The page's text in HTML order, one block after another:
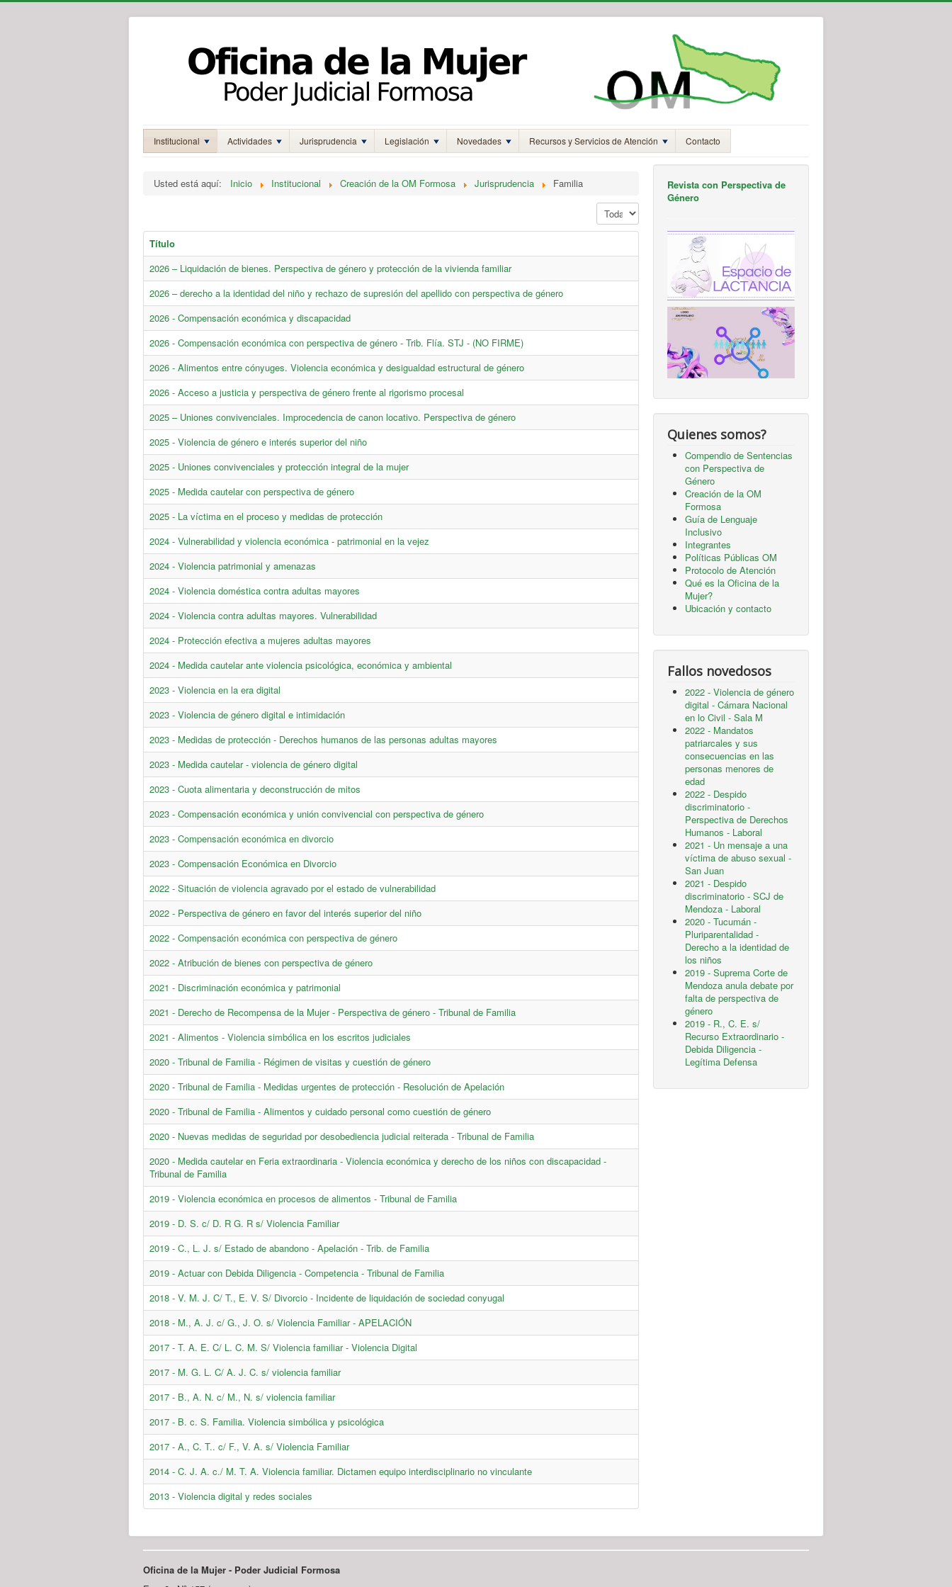
Institucional Actividades Jurisprudencia Legislación Novedades Recursos y Servicios de Atención Contacto
Usted está aquí: Inicio Institucional Creación de la OM Formosa Jurisprudencia
Familia
Mostrar #
Título
2026 – Liquidación de bienes. Perspectiva de género y protección de la vivienda familiar
2026 – derecho a la identidad del niño y rechazo de supresión del apellido con perspectiva de género
2026 - Compensación económica y discapacidad
2026 - Compensación económica con perspectiva de género - Trib. Flía. STJ - (NO FIRME)
2026 - Alimentos entre cónyuges. Violencia económica y desigualdad estructural de género
2026 - Acceso a justicia y perspectiva de género frente al rigorismo procesal
2025 – Uniones convivenciales. Improcedencia de canon locativo. Perspectiva de género
2025 - Violencia de género e interés superior del niño
2025 - Uniones convivenciales y protección integral de la mujer
2025 - Medida cautelar con perspectiva de género
2025 - La víctima en el proceso y medidas de protección
2024 - Vulnerabilidad y violencia económica - patrimonial en la vejez
2024 - Violencia patrimonial y amenazas
2024 - Violencia doméstica contra adultas mayores
2024 - Violencia contra adultas mayores. Vulnerabilidad
2024 - Protección efectiva a mujeres adultas mayores
2024 - Medida cautelar ante violencia psicológica, económica y ambiental
2023 - Violencia en la era digital
2023 - Violencia de género digital e intimidación
2023 - Medidas de protección - Derechos humanos de las personas adultas mayores
2023 - Medida cautelar - violencia de género digital
2023 - Cuota alimentaria y deconstrucción de mitos
2023 - Compensación económica y unión convivencial con perspectiva de género
2023 - Compensación económica en divorcio
2023 - Compensación Económica en Divorcio
2022 - Situación de violencia agravado por el estado de vulnerabilidad
2022 - Perspectiva de género en favor del interés superior del niño
2022 - Compensación económica con perspectiva de género
2022 - Atribución de bienes con perspectiva de género
2021 - Discriminación económica y patrimonial
2021 - Derecho de Recompensa de la Mujer - Perspectiva de género - Tribunal de Familia
2021 - Alimentos - Violencia simbólica en los escritos judiciales
2020 - Tribunal de Familia - Régimen de visitas y cuestión de género
2020 - Tribunal de Familia - Medidas urgentes de protección - Resolución de Apelación
2020 - Tribunal de Familia - Alimentos y cuidado personal como cuestión de género
2020 - Nuevas medidas de seguridad por desobediencia judicial reiterada - Tribunal de Familia
2020 - Medida cautelar en Feria extraordinaria - Violencia económica y derecho de los niños con discapacidad -
Tribunal de Familia
2019 - Violencia económica en procesos de alimentos - Tribunal de Familia
2019 - D. S. c/ D. R G. R s/ Violencia Familiar
2019 - C., L. J. s/ Estado de abandono - Apelación - Trib. de Familia
2019 - Actuar con Debida Diligencia - Competencia - Tribunal de Familia
2018 - V. M. J. C/ T., E. V. S/ Divorcio - Incidente de liquidación de sociedad conyugal
2018 - M., A. J. c/ G., J. O. s/ Violencia Familiar - APELACIÓN
2017 - T. A. E. C/ L. C. M. S/ Violencia familiar - Violencia Digital
2017 - M. G. L. C/ A. J. C. s/ violencia familiar
2017 - B., A. N. c/ M., N. s/ violencia familiar
2017 - B. c. S. Familia. Violencia simbólica y psicológica
2017 - A., C. T.. c/ F., V. A. s/ Violencia Familiar
2014 - C. J. A. c./ M. T. A. Violencia familiar. Dictamen equipo interdisciplinario no vinculante
2013 - Violencia digital y redes sociales
Revista con Perspectiva de
Género
Quienes somos?
Compendio de Sentencias
con Perspectiva de
Género
Creación de la OM
Formosa
Guía de Lenguaje
Inclusivo
Integrantes
Políticas Públicas OM
Protocolo de Atención
Qué es la Oficina de la
Mujer?
Ubicación y contacto
Fallos novedosos
2022 - Violencia de género
digital - Cámara Nacional
en lo Civil - Sala M
2022 - Mandatos
patriarcales y sus
consecuencias en las
personas menores de
edad
2022 - Despido
discriminatorio -
Perspectiva de Derechos
Humanos - Laboral
2021 - Un mensaje a una
víctima de abuso sexual -
San Juan
2021 - Despido
discriminatorio - SCJ de
Mendoza - Laboral
2020 - Tucumán -
Pluriparentalidad -
Derecho a la identidad de
los niños
2019 - Suprema Corte de
Mendoza anula debate por
falta de perspectiva de
género
2019 - R., C. E. s/
Recurso Extraordinario -
Debida Diligencia -
Legítima Defensa
Oficina de la Mujer - Poder Judicial Formosa